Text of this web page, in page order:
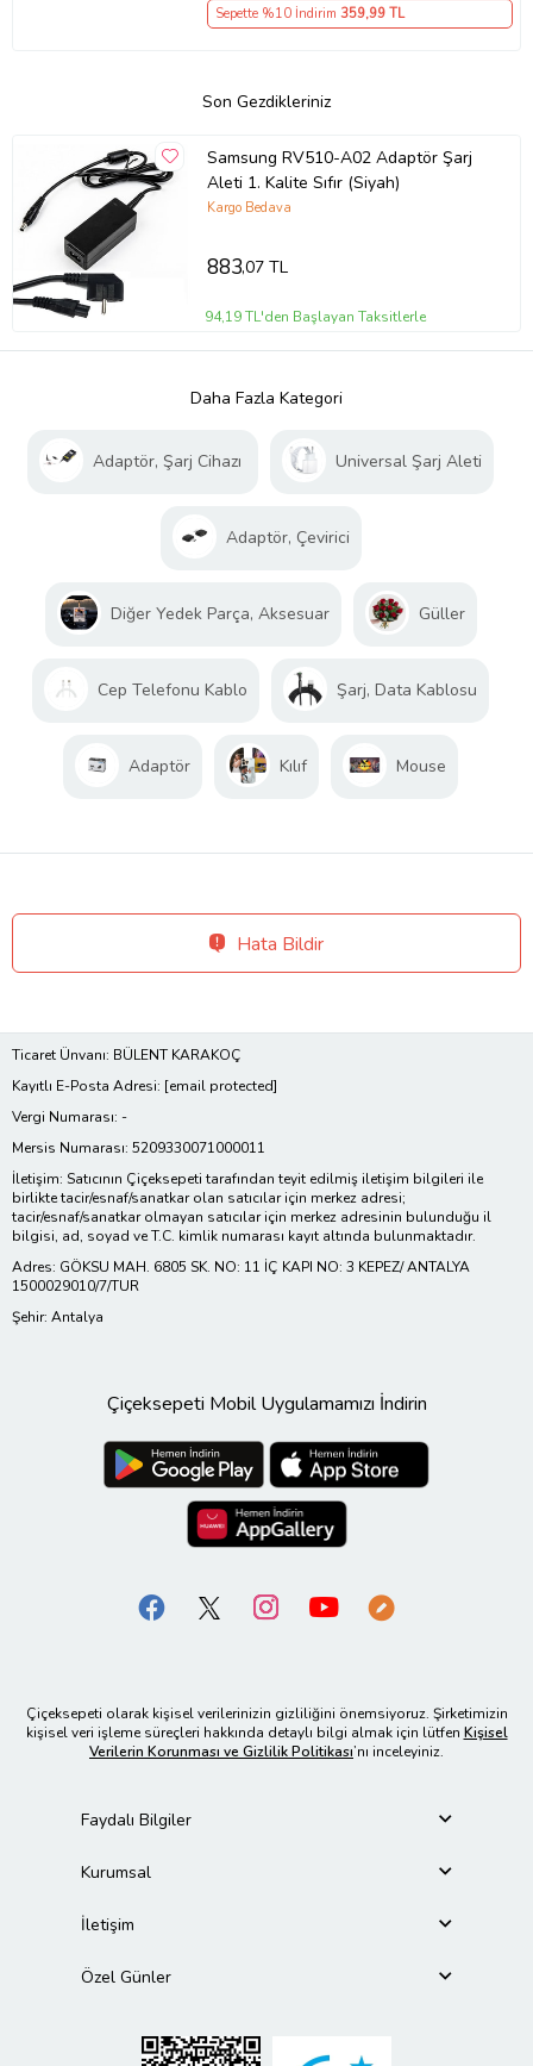
Sepette %10 İndirim 359,99 TL
Son Gezdikleriniz
Samsung RV510-A02 Adaptör Şarj
Aleti 1. Kalite Sıfır (Siyah)
Kargo Bedava
883,07 TL
94,19 TL'den Başlayan Taksitlerle
Daha Fazla Kategori
Adaptör, Şarj Cihazı Universal Şarj Aleti
Adaptör, Çevirici
Diğer Yedek Parça, Aksesuar Güller
Cep Telefonu Kablo Şarj, Data Kablosu
Adaptör Kılıf Mouse
Hata Bildir
Ticaret Ünvanı: BÜLENT KARAKOÇ
Kayıtlı E-Posta Adresi: [email protected]
Vergi Numarası: -
Mersis Numarası: 5209330071000011
İletişim: Satıcının Çiçeksepeti tarafından teyit edilmiş iletişim bilgileri ile
birlikte tacir/esnaf/sanatkar olan satıcılar için merkez adresi;
tacir/esnaf/sanatkar olmayan satıcılar için merkez adresinin bulunduğu il
bilgisi, ad, soyad ve T.C. kimlik numarası kayıt altında bulunmaktadır.
Adres: GÖKSU MAH. 6805 SK. NO: 11 İÇ KAPI NO: 3 KEPEZ/ ANTALYA
1500029010/7/TUR
Şehir: Antalya
Çiçeksepeti Mobil Uygulamamızı İndirin
Çiçeksepeti olarak kişisel verilerinizin gizliliğini önemsiyoruz. Şirketimizin
kişisel veri işleme süreçleri hakkında detaylı bilgi almak için lütfen Kişisel
Verilerin Korunması ve Gizlilik Politikası’nı inceleyiniz.
Faydalı Bilgiler
Kurumsal
İletişim
Özel Günler